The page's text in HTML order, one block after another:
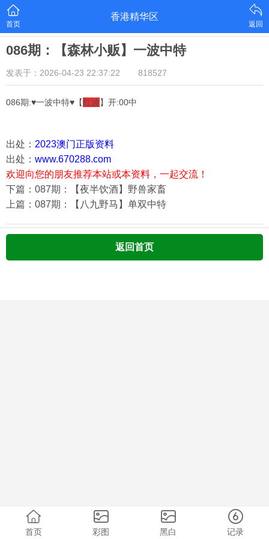
首页
香港精华区
返回
086期：【森林小贩】一波中特
发表于：2026-04-23 22:37:22 818527
086期:♥一波中特♥【红波】开:00中
出处： 2023澳门正版资料
出处： www.670288.com
欢迎向您的朋友推荐本站或本资料，一起交流！
下篇：087期：【夜半饮酒】野兽家畜
上篇：087期：【八九野马】单双中特
返回首页
首页 彩图 黑白 记录